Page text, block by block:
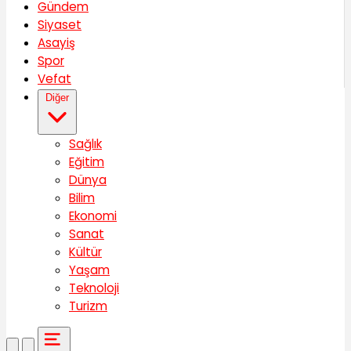
Gündem
Siyaset
Asayiş
Spor
Vefat
Diğer
Sağlık
Eğitim
Dünya
Bilim
Ekonomi
Sanat
Kültür
Yaşam
Teknoloji
Turizm